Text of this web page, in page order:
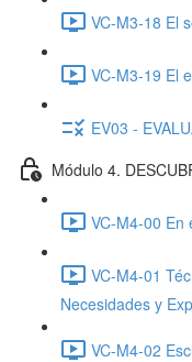
VC-M3-18 El
VC-M3-19 El
EV03 -
Módulo 4.
VC-M4-00 En
VC-M4-01
Necesidades y
VC-M4-02